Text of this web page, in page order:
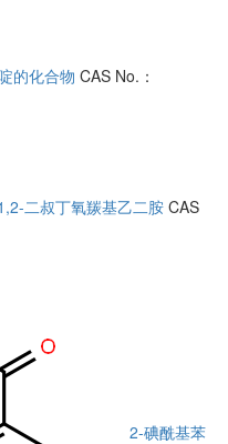
的化合物 CAS No.：
二叔丁氧羰基乙二胺 CAS
2-碘酰基苯